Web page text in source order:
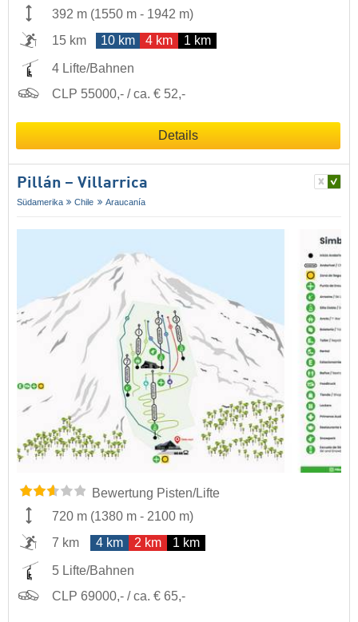
392 m (1550 m - 1942 m)
15 km
10 km 4 km 1 km
4 Lifte/Bahnen
CLP 55000,- / ca. € 52,-
Details
Pillán – Villarrica
Südamerika Chile Araucanía
Bewertung Pisten/Lifte
720 m (1380 m - 2100 m)
7 km
4 km 2 km 1 km
5 Lifte/Bahnen
CLP 69000,- / ca. € 65,-